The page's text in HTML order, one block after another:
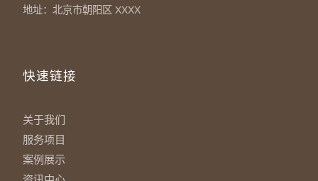
地址：北京市朝阳区 XXXX
快速链接
关于我们
服务项目
案例展示